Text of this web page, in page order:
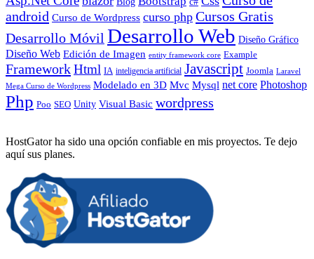
android Curso de Wordpress curso php Cursos Gratis
Desarrollo Móvil Desarrollo Web Diseño Gráfico
Diseño Web Edición de Imagen entity framework core Example
FrameworkHtml IA inteligencia artificial Javascript Joomla Laravel
Mega Curso de Wordpress Modelado en 3D Mvc Mysql net core Photoshop
Php Poo SEO Unity Visual Basic wordpress
HostGator ha sido una opción confiable en mis proyectos. Te dejo
aquí sus planes.